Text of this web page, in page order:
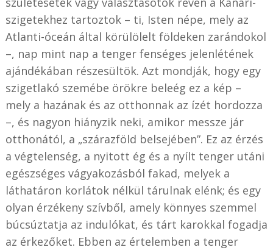
szigetekhez tartoztok – ti, Isten népe, mely az
Atlanti-óceán által körülölelt földeken zarándokol
–, nap mint nap a tenger fenséges jelenlétének
ajándékában részesültök. Azt mondják, hogy egy
szigetlakó szemébe örökre beleég ez a kép –
mely a hazának és az otthonnak az ízét hordozza
–, és nagyon hiányzik neki, amikor messze jár
otthonától, a „szárazföld belsejében”. Ez az érzés
a végtelenség, a nyitott ég és a nyílt tenger utáni
egészséges vágyakozásból fakad, melyek a
láthatáron korlátok nélkül tárulnak elénk; és egy
olyan érzékeny szívből, amely könnyes szemmel
búcsúztatja az indulókat, és tárt karokkal fogadja
az érkezőket. Ebben az értelemben a tenger